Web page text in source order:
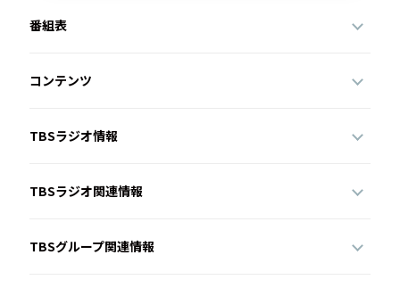
番組表
コンテンツ
TBSラジオ情報
TBSラジオ関連情報
TBSグループ関連情報